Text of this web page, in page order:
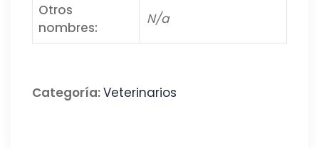
Otros
nombres:
N/a
Categoría:Veterinarios